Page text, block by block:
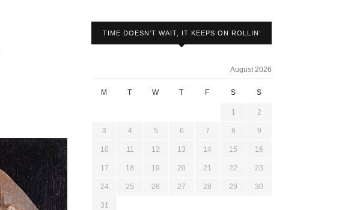
TIME DOESN’T WAIT, IT KEEPS ON ROLLIN’
August 2026
M T W T F S S
1 2
3 4 5 6 7 8 9
10 11 12 13 14 15 16
17 18 19 20 21 22 23
24 25 26 27 28 29 30
31